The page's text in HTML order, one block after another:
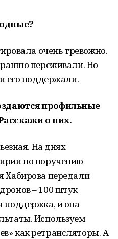
очень тревожно.
переживали. Но
его поддержали.
профильные
о них.
На днях
по поручению
Хабирова передали
– 100 штук
поддержка, и она
Используем
как ретрансляторы. А